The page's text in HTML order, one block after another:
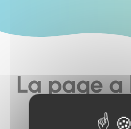
La page a
vous